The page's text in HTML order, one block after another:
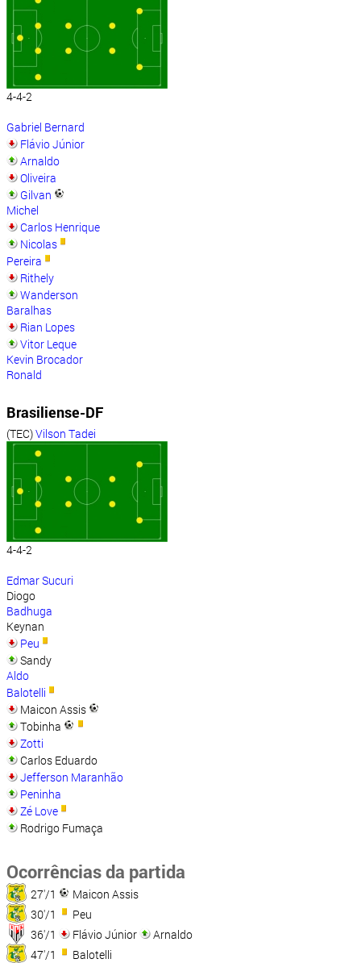
4-4-2
Gabriel Bernard
Flávio Júnior
Arnaldo
Oliveira
Gilvan
Michel
Carlos Henrique
Nicolas
Pereira
Rithely
Wanderson
Baralhas
Rian Lopes
Vitor Leque
Kevin Brocador
Ronald
Brasiliense-DF
(TEC)Vilson Tadei
4-4-2
Edmar Sucuri
Diogo
Badhuga
Keynan
Peu
Sandy
Aldo
Balotelli
Maicon Assis
Tobinha
Zotti
Carlos Eduardo
Jefferson Maranhão
Peninha
Zé Love
Rodrigo Fumaça
Ocorrências da partida
27'/1
Maicon Assis
30'/1
Peu
36'/1
Flávio Júnior
Arnaldo
47'/1
Balotelli